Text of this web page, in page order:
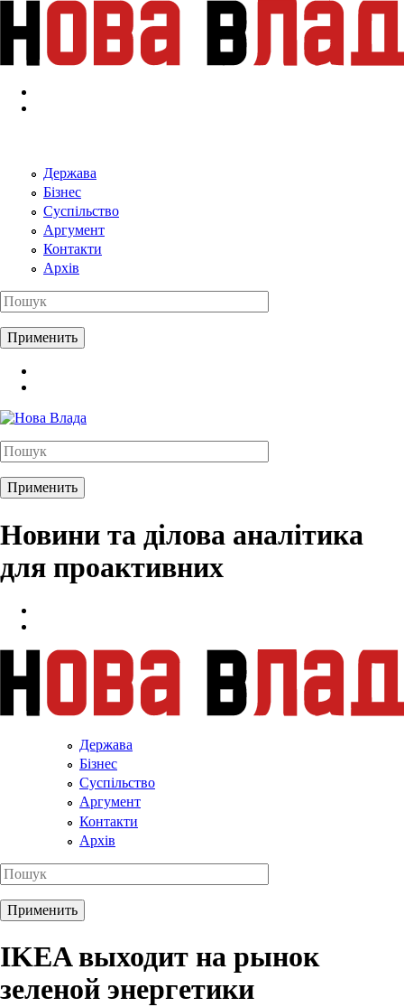
Перейти к основному содержанию
Держава
Бізнес
Суспільство
Аргумент
Контакти
Архів
Новини та ділова аналітика
для проактивних
Держава
Бізнес
Суспільство
Аргумент
Контакти
Архів
IKEA выходит на рынок
зеленой энергетики